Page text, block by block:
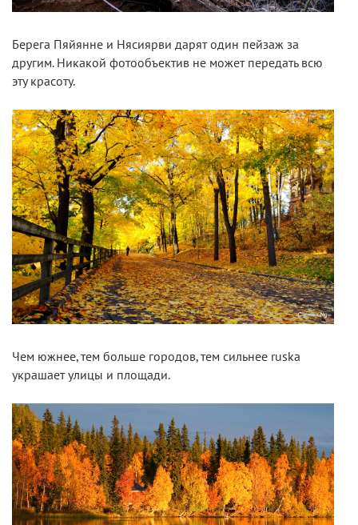
Берега Пяйянне и Нясиярви дарят один пейзаж за
другим. Никакой фотообъектив не может передать всю
эту красоту.
Чем южнее, тем больше городов, тем сильнее ruska
украшает улицы и площади.